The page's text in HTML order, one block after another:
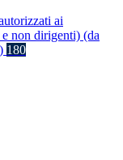
ai
non dirigenti) (da
180